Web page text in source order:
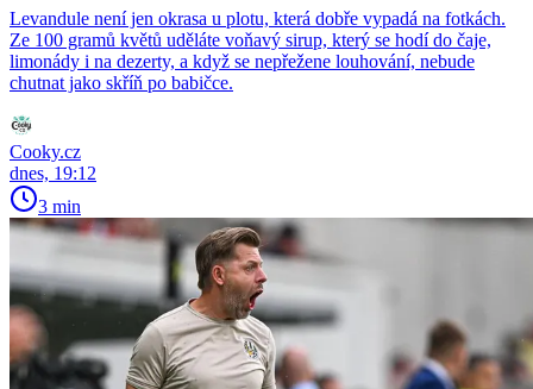
Levandule není jen okrasa u plotu, která dobře vypadá na fotkách.
Ze 100 gramů květů uděláte voňavý sirup, který se hodí do čaje,
limonády i na dezerty, a když se nepřežene louhování, nebude
chutnat jako skříň po babičce.
Cooky.cz
dnes, 19:12
3 min